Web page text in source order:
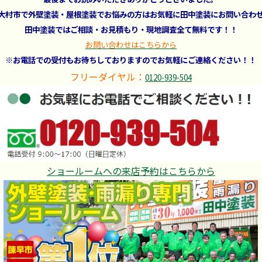
村市で外壁塗装・屋根塗装でお悩みの方はお気軽に田中塗装にお問い合わせ
田中塗装ではご相談・お見積もり・現地調査全て無料です！！
お問い合わせはこちらから
※お電話での受付もお待ちしておりますのでお気軽にご連絡ください！！
フリーダイヤル： 0120-939-504
ショールームへの来店予約はこちらから